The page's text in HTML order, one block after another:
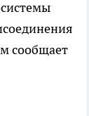
сообщает